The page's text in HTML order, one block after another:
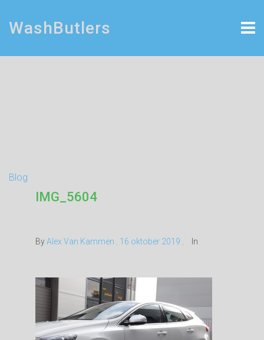
WashButlers
Blog
IMG_5604
ByAlex Van Kammen 16 oktober 2019 In